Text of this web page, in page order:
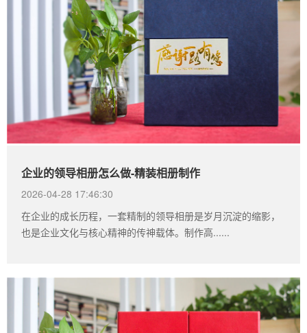
企业的领导相册怎么做-精装相册制作
2026-04-28 17:46:30
在企业的成长历程，一套精制的领导相册是岁月沉淀的缩影，
也是企业文化与核心精神的传神载体。制作高......